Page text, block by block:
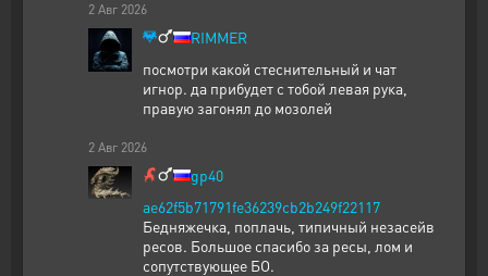
2 Авг 2026
RIMMER
посмотри какой стеснительный и чат
игнор. да прибудет с тобой левая рука,
правую загонял до мозолей
2 Авг 2026
gp40
ae62f5b71791fe36239cb2b249f22117
Бедняжечка, поплачь, типичный незасейв
ресов. Большое спасибо за ресы, лом и
сопутствующее БО.